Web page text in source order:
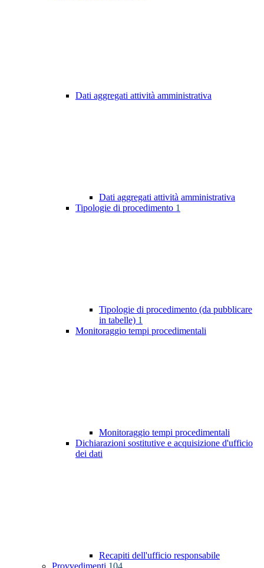
Dati aggregati attività amministrativa
Dati aggregati attività amministrativa
Tipologie di procedimento 1
Tipologie di procedimento (da pubblicare
in tabelle) 1
Monitoraggio tempi procedimentali
Monitoraggio tempi procedimentali
Dichiarazioni sostitutive e acquisizione d'ufficio
dei dati
Recapiti dell'ufficio responsabile